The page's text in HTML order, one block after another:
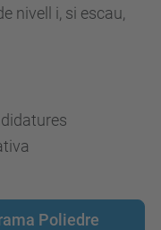
nivell i, si escau,
Poliedre